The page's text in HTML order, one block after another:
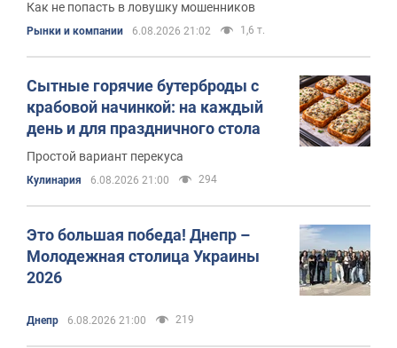
Как не попасть в ловушку мошенников
Рынки и компании 6.08.2026 21:02 1,6 т.
Сытные горячие бутерброды с
крабовой начинкой: на каждый
день и для праздничного стола
Простой вариант перекуса
Кулинария 6.08.2026 21:00 294
Это большая победа! Днепр –
Молодежная столица Украины
2026
Днепр 6.08.2026 21:00 219